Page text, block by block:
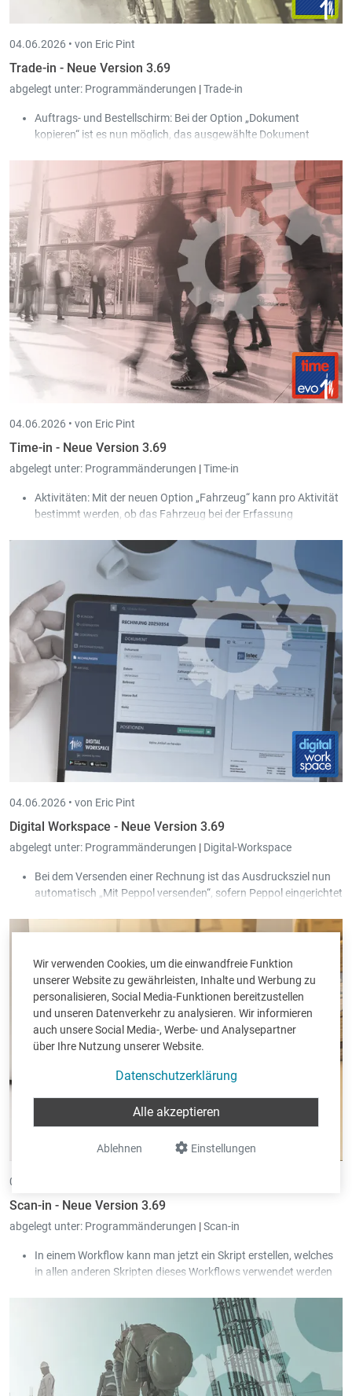
Wir verwenden Cookies, um die einwandfreie Funktion
unserer Website zu gewährleisten, Inhalte und Werbung zu
personalisieren, Social Media-Funktionen bereitzustellen
und unseren Datenverkehr zu analysieren. Wir informieren
auch unsere Social Media-, Werbe- und Analysepartner
über Ihre Nutzung unserer Website.
Datenschutzerklärung
Einstellungen
Ablehnen
Alle akzeptieren
04.06.2026 • von Eric Pint
Trade-in - Neue Version 3.69
abgelegt unter: Programmänderungen |Trade-in
Auftrags- und Bestellschirm: Bei der Option „Dokument
kopieren“ ist es nun möglich, das ausgewählte Dokument
vom Benutzer über eine Auswahl gefiltert werden können.
04.06.2026 • von Eric Pint
Time-in - Neue Version 3.69
abgelegt unter: Programmänderungen |Time-in
Aktivitäten: Mit der neuen Option „Fahrzeug“ kann pro Aktivität
bestimmt werden, ob das Fahrzeug bei der Erfassung
verpflichtend ist.
04.06.2026 • von Eric Pint
Digital Workspace - Neue Version 3.69
abgelegt unter: Programmänderungen | Digital-Workspace
Bei dem Versenden einer Rechnung ist das Ausdrucksziel nun
automatisch „Mit Peppol versenden“, sofern Peppol eingerichtet
04.06.2026 •
Scan-in - Neue Version 3.69
abgelegt unter: Programmänderungen |Scan-in
In einem Workflow kann man jetzt ein Skript erstellen, welches
in allen anderen Skripten dieses Workflows verwendet werden
Der Zugang zu E-Mails und Kalendern über die „Exchange Web
Services“-Schnittstelle wird bald von Microsoft abgeschaltet.
Scan-in unterstützt jetzt stattdessen die „Microsoft Graph API“-
Der Zustand des Hakens „Alle Gesellschaften zeigen“ wird pro
User abgespeichert.